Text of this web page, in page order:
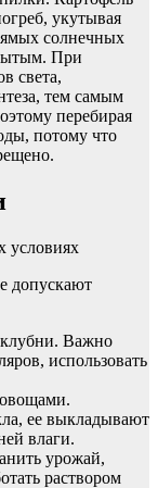
укутывая
солнечных
При
света,
тем самым
перебирая
потому что
допускают
клубни. Важно
использовать
ее выкладывают
влаги.
урожай,
раствором